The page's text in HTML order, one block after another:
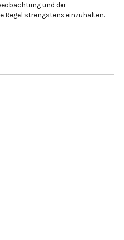
und der
Regel strengstens einzuhalten.